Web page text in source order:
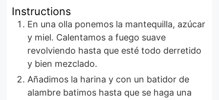
Instructions
En una olla ponemos la mantequilla, azúcar
y miel. Calentamos a fuego suave
revolviendo hasta que esté todo derretido
y bien mezclado.
Añadimos la harina y con un batidor de
alambre batimos hasta que se haga una